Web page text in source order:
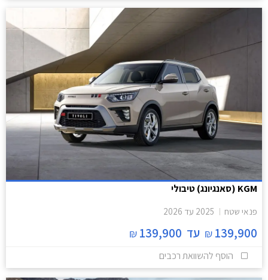
KGM (סאנגיונג) טיבולי
פנאי שטח 2025 עד 2026
139,900
₪ עד 139,900
₪
הוסף להשוואת רכבים